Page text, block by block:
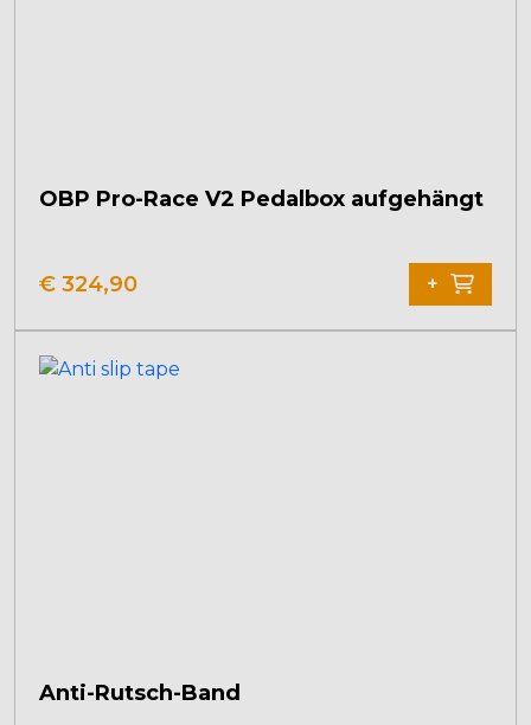
OBP Pro-Race V2 Pedalbox aufgehängt
€ 324,90 +
Anti-Rutsch-Band